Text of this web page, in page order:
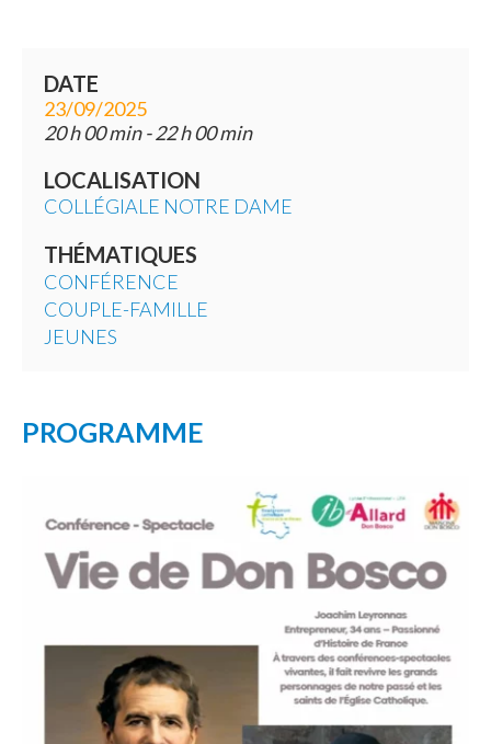
DATE
23/09/2025
20 h 00 min - 22 h 00 min
LOCALISATION
COLLÉGIALE NOTRE DAME
THÉMATIQUES
CONFÉRENCE
COUPLE-FAMILLE
JEUNES
PROGRAMME